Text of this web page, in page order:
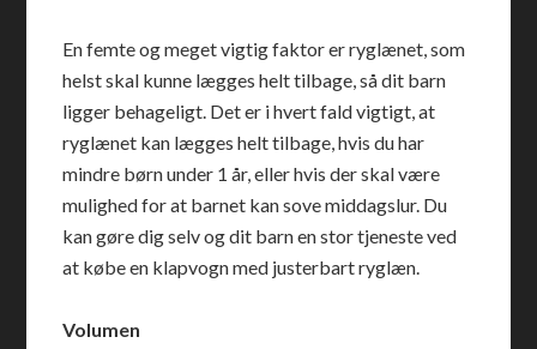
En femte og meget vigtig faktor er ryglænet, som
helst skal kunne lægges helt tilbage, så dit barn
ligger behageligt. Det er i hvert fald vigtigt, at
ryglænet kan lægges helt tilbage, hvis du har
mindre børn under 1 år, eller hvis der skal være
mulighed for at barnet kan sove middagslur. Du
kan gøre dig selv og dit barn en stor tjeneste ved
at købe en klapvogn med justerbart ryglæn.
Volumen